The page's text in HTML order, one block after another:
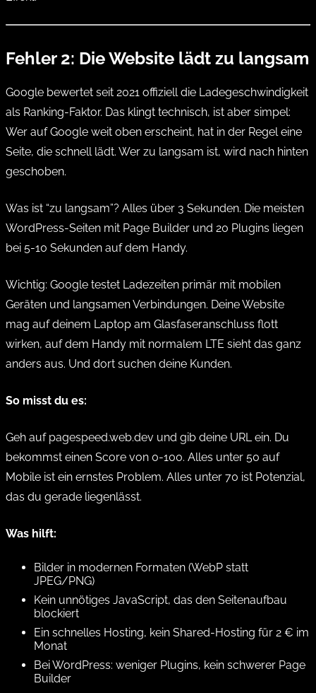
Fehler 2: Die Website lädt zu langsam
Google bewertet seit 2021 offiziell die Ladegeschwindigkeit
als Ranking-Faktor. Das klingt technisch, ist aber simpel:
Wer auf Google weit oben erscheint, hat in der Regel eine
Seite, die schnell lädt. Wer zu langsam ist, wird nach hinten
geschoben.
Was ist “zu langsam”? Alles über 3 Sekunden. Die meisten
WordPress-Seiten mit Page Builder und 20 Plugins liegen
bei 5-10 Sekunden auf dem Handy.
Wichtig: Google testet Ladezeiten primär mit mobilen
Geräten und langsamen Verbindungen. Deine Website
mag auf deinem Laptop am Glasfaseranschluss flott
wirken, auf dem Handy mit normalem LTE sieht das ganz
anders aus. Und dort suchen deine Kunden.
So misst du es:
Geh auf pagespeed.web.dev und gib deine URL ein. Du
bekommst einen Score von 0-100. Alles unter 50 auf
Mobile ist ein ernstes Problem. Alles unter 70 ist Potenzial,
das du gerade liegenlässt.
Was hilft:
Bilder in modernen Formaten (WebP statt
JPEG/PNG)
Kein unnötiges JavaScript, das den Seitenaufbau
blockiert
Ein schnelles Hosting, kein Shared-Hosting für 2 € im
Monat
Bei WordPress: weniger Plugins, kein schwerer Page
Builder